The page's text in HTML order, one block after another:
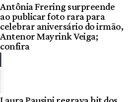
Antônia Frering surpreende
ao publicar foto rara para
celebrar aniversário do irmão,
Antenor Mayrink Veiga;
confira
Laura Pausini regrava hit dos